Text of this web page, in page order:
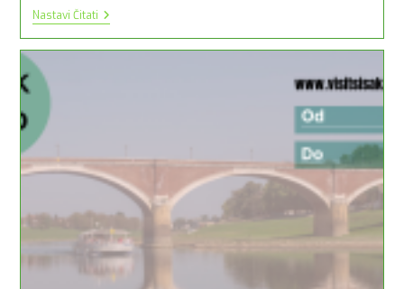
Nastavi Čitati4.
Sisački
Tomos